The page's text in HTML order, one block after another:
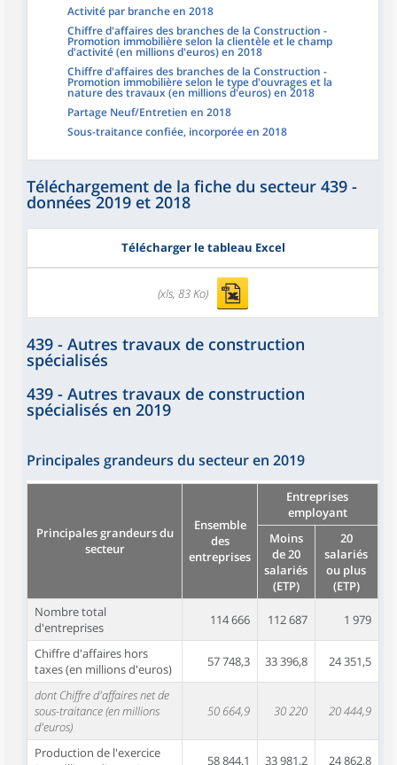
Activité par branche en 2018
Chiffre d'affaires des branches de la Construction -
Promotion immobilière selon la clientèle et le champ
d'activité (en millions d'euros) en 2018
Chiffre d'affaires des branches de la Construction -
Promotion immobilière selon le type d'ouvrages et la
nature des travaux (en millions d'euros) en 2018
Partage Neuf/Entretien en 2018
Sous-traitance confiée, incorporée en 2018
Téléchargement de la fiche du secteur 439 -
données 2019 et 2018
Télécharger le tableau Excel
(xls, 83 Ko)
439 - Autres travaux de construction
spécialisés
439 - Autres travaux de construction
spécialisés en 2019
Principales grandeurs du secteur en 2019
Principales grandeurs du
secteur
Ensemble
des
entreprises
Entreprises
employant
Moins
de 20
salariés
(ETP)
20
salariés
ou plus
(ETP)
Nombre total
d'entreprises
114 666 112 687 1 979
Chiffre d'affaires hors
taxes (en millions d'euros)
57 748,3 33 396,8 24 351,5
dont Chiffre d'affaires net de
sous-traitance (en millions
d'euros)
50 664,9 30 220 20 444,9
Production de l'exercice
58 844,1 33 981,2 24 862,8